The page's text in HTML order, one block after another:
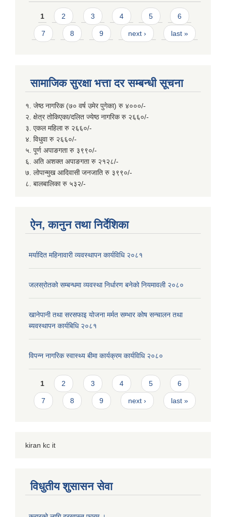
Pages
1 2 3 4 5 6
7 8 9 next › last »
सामाजिक सुरक्षा भत्ता दर सम्बन्धी सूचना
१. जेष्ठ नागरिक (७० वर्ष उमेर पुगेका) रु ४०००/-
२. क्षेत्र तोकिएका/दलित ज्येष्ठ नागरिक रु २६६०/-
३. एकल महिला रु २६६०/-
४. विधुवा रु २६६०/-
५. पूर्ण अपाङगता रु ३९९०/-
६. अति अशक्त अपाङगता रु २१२८/-
७. लोपान्मुख आदिवासी जनजाति रु ३९९०/-
८. बालबालिका रु ५३२/-
ऐन, कानुन तथा निर्देशिका
मर्यादित महिनावारी व्यवस्थापन कार्यविधि २०८१
जलस्रोतको सम्बन्धमा व्यवस्था निर्धारण बनेको नियमावली २०८०
खानेपानी तथा सरसफाइ योजना मर्मत सम्भार कोष सन्चालन तथा
ब्यवस्थापन कार्यबिधि २०८१
विपन्न नागरिक स्वास्थ्य बीमा कार्यक्रम कार्यविधि २०८०
Pages
1 2 3 4 5 6
7 8 9 next › last »
kiran kc it
विधुतीय शुसासन सेवा